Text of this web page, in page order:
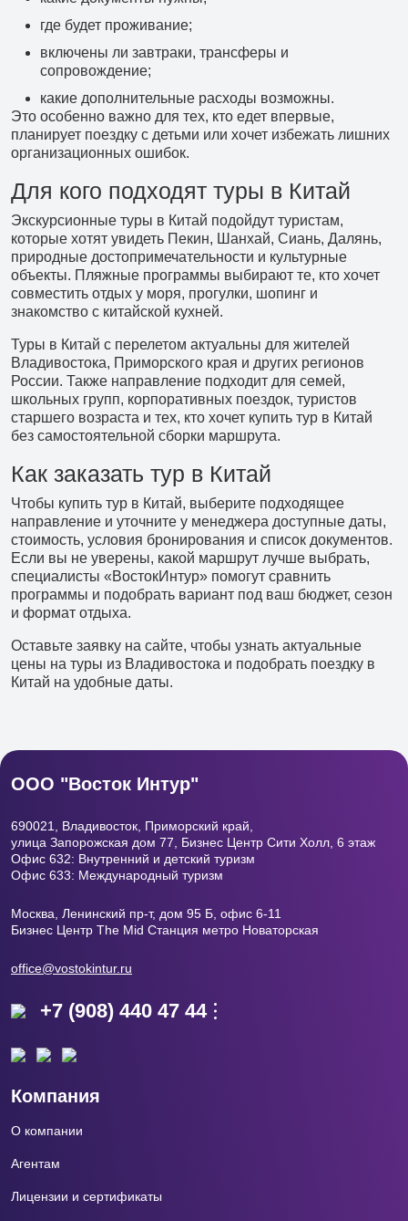
где будет проживание;
включены ли завтраки, трансферы и
сопровождение;
какие дополнительные расходы возможны.
Это особенно важно для тех, кто едет впервые,
планирует поездку с детьми или хочет избежать лишних
организационных ошибок.
Для кого подходят туры в Китай
Экскурсионные туры в Китай подойдут туристам,
которые хотят увидеть Пекин, Шанхай, Сиань, Далянь,
природные достопримечательности и культурные
объекты. Пляжные программы выбирают те, кто хочет
совместить отдых у моря, прогулки, шопинг и
знакомство с китайской кухней.
Туры в Китай с перелетом актуальны для жителей
Владивостока, Приморского края и других регионов
России. Также направление подходит для семей,
школьных групп, корпоративных поездок, туристов
старшего возраста и тех, кто хочет купить тур в Китай
без самостоятельной сборки маршрута.
Как заказать тур в Китай
Чтобы купить тур в Китай, выберите подходящее
направление и уточните у менеджера доступные даты,
стоимость, условия бронирования и список документов.
Если вы не уверены, какой маршрут лучше выбрать,
специалисты «ВостокИнтур» помогут сравнить
программы и подобрать вариант под ваш бюджет, сезон
и формат отдыха.
Оставьте заявку на сайте, чтобы узнать актуальные
цены на туры из Владивостока и подобрать поездку в
Китай на удобные даты.
Компания
О компании
Агентам
Лицензии и сертификаты
ООО "Восток Интур"
690021, Владивосток, Приморский край,
улица Запорожская дом 77, Бизнес Центр Сити Холл, 6 этаж
Офис 632: Внутренний и детский туризм
Офис 633: Международный туризм
Москва, Ленинский пр-т, дом 95 Б, офис 6-11
Бизнес Центр The Mid Станция метро Новаторская
office@vostokintur.ru
+7 (908) 440 47 44